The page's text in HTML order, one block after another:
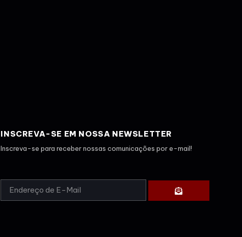
INSCREVA-SE EM NOSSA NEWSLETTER
Inscreva-se para receber nossas comunicações por e-mail!